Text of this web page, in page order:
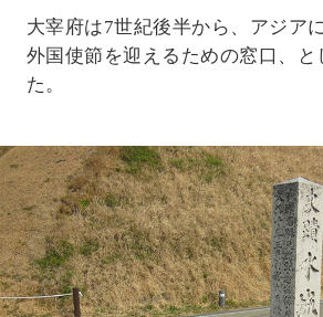
大宰府は7世紀後半から、アジア
外国使節を迎えるための窓口、と
た。